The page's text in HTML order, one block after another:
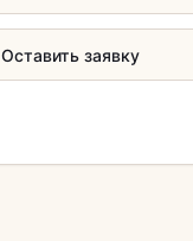
Оставить заявку